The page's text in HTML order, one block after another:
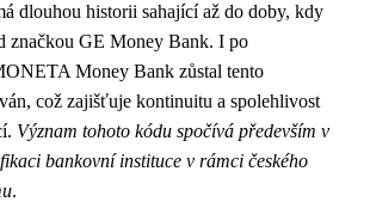
dlouhou historii sahající až do doby, kdy
značkou GE Money Bank. I po
Money Bank zůstal tento
což zajišťuje kontinuitu a spolehlivost
Význam tohoto kódu spočívá především v
bankovní instituce v rámci českého
.